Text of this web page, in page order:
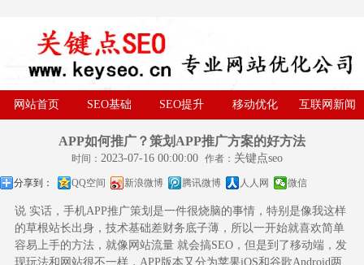
网站首页 SEO基础 SEO提升 移动优化 互联网新闻
APP如何推广？策划APP推广方案的好方法
时间： 2023-07-16 00:00:00 作者： 关键点seo
分享到： QQ空间 新浪微博 腾讯微博 人人网 微信
说 实话，手机APP推广策划是一件很烧脑的事情，特别是像我这样
的草根站长出身，技术基础差财务底子薄，所以一开始就喜欢简单
容易上手的方法，就像网站流量 就会搞SEO，但是到了移动端，发
现玩法和网站很不一样，APP版本又分为苹果iOS和谷歌Android两